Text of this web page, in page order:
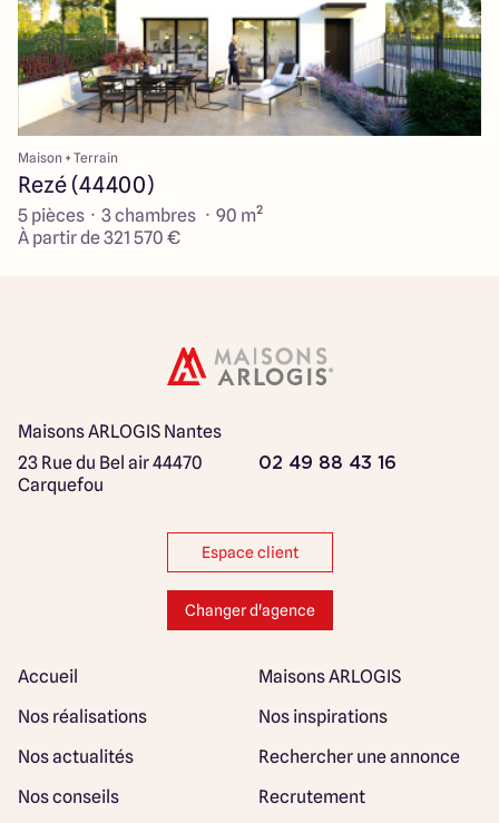
Maison + Terrain
Rezé (44400)
5 pièces · 3 chambres · 90 m²
À partir de 321 570 €
Maisons ARLOGIS Nantes
23 Rue du Bel air44470
Carquefou
02 49 88 43 16
Espace client
Changer d'agence
Accueil
Maisons ARLOGIS
Nos réalisations
Nos inspirations
Nos actualités
Rechercher une annonce
Nos conseils
Recrutement